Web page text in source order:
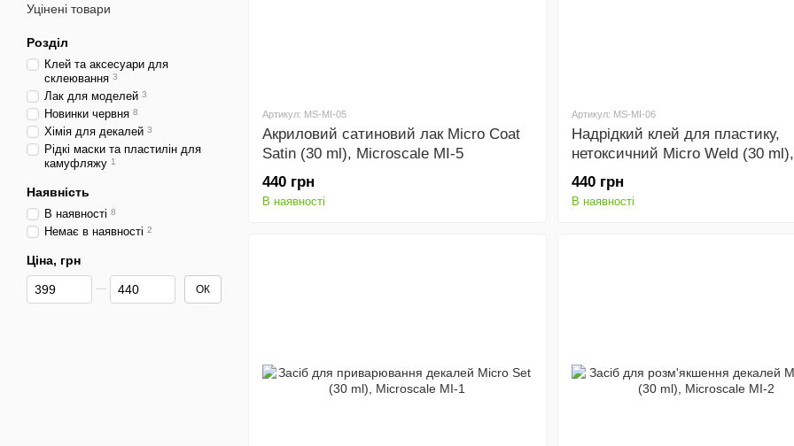
Артикул: MS-MI-05
Акриловий сатиновий лак Micro Coat
Satin (30 ml), Microscale MI-5
440 грн
В наявності
Артикул: MS-MI-06
Надрідкий клей для пластику,
нетоксичний Micro Weld (30 ml),
Microscale MI-6
440 грн
В наявності
Уцінені товари
Розділ
Клей та аксесуари для
склеювання 3
Лак для моделей 3
Новинки червня 8
Хімія для декалей 3
Рідкі маски та пластилін для
камуфляжу 1
Наявність
В наявності 8
Немає в наявності 2
Ціна, грн
Від Ціна, грн
До Ціна, грн ОК